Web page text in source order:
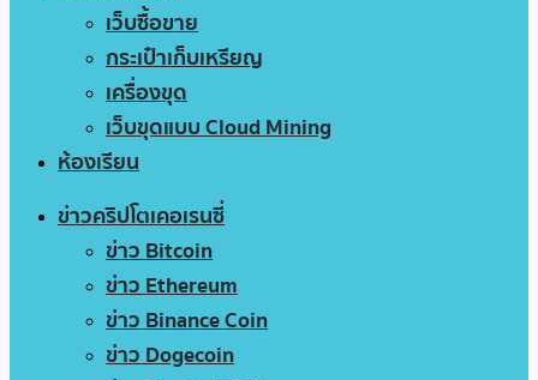
เว็บซื้อขาย
กระเป๋าเก็บเหรียญ
เครื่องขุด
เว็บขุดแบบ Cloud Mining
ห้องเรียน
ข่าวคริปโตเคอเรนซี่
ข่าว Bitcoin
ข่าว Ethereum
ข่าว Binance Coin
ข่าว Dogecoin